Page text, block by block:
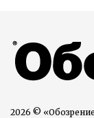
2026 ©